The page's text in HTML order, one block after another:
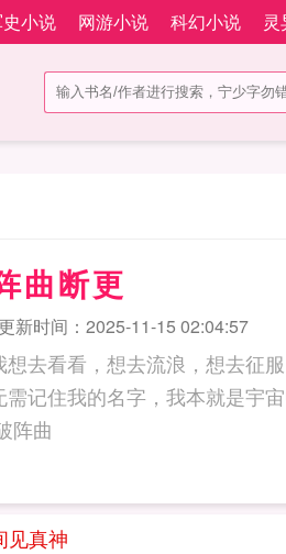
小说 网游小说 科幻小说
曲断更
新时间：2025-11-15 02:04:57
想去看看，想去流浪，想去
记住我的名字，我本就是宇
破阵曲
见真神